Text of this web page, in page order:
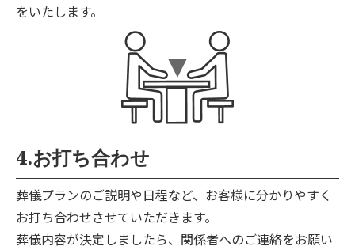
をいたします。
4.お打ち合わせ
葬儀プランのご説明や日程など、お客様に分かりやすく
お打ち合わせさせていただきます。
葬儀内容が決定しましたら、関係者へのご連絡をお願い